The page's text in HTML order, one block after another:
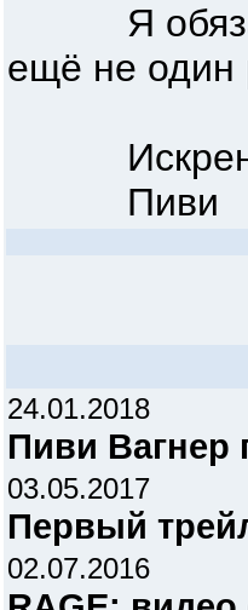
Я
ещё не один
Пиви
24.01.2018
Пиви Вагнер
03.05.2017
Первый
02.07.2016